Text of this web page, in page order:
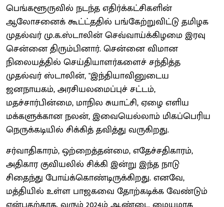
பெங்களூருவில் நடந்த எதிர்க்கட்சிகளின்
ஆலோசனைக் கூட்ட்ததில் பங்கேற்றுவிட்டு தமிழக
முதல்வர் மு.க.ஸ்டாலின் செவ்வாய்க்கிழமை இரவு
சென்னை திரும்பினார். சென்னை விமான
நிலையத்தில் செய்தியாளர்களைச் சந்தித்த
முதல்வர் ஸ்டாலின், "இந்தியாவினுடைய
ஜனநாயகம், அரசியலமைப்புச் சட்டம்,
மதச்சார்பின்மை, மாநில சுயாட்சி, ஏழை எளிய
மக்களுக்கான நலன், இவையெல்லாம் மிகப்பெரிய
நெருக்கடியில் சிக்கித் தவித்து வருகிறது.
சர்வாதிகாரம், ஒற்றைத்தன்மை, எதேச்சதிகாரம்,
அதிகார குவியலில் சிக்கி இன்று இந்த நாடு
சிதைந்து போய்க்கொண்டிருக்கிறது. எனவே,
மத்தியில் உள்ள பாஜகவை தோற்கடிக்க வேண்டும்